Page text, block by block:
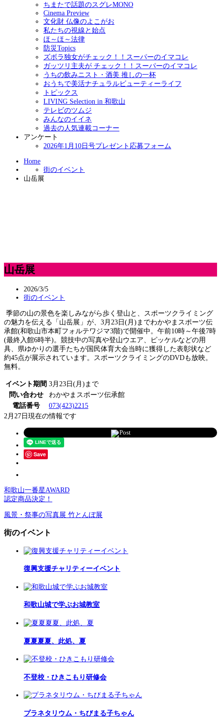
ちまたで話題のスグレMONO
Cinema Preview
文化財 仏像のよこがお
私たちの視線と始点
ほ～ほ～法律
防災Topics
ズボラ独女がチェック！！スーパーのイマコレ
ガッツリ主夫が チェック！！スーパーのイマコレ
うちの飲みニスト・酒美 推しの一杯
おうちで美活ナチュラルビューティーライフ
トピックス
LIVING Selection in 和歌山
テレビのツムジ
みんなのイイネ
過去の人気連載コーナー
アンケート
2026年1月10日号プレゼント応募フォーム
Home
街のイベント
山岳展
山岳展
2026/3/5
街のイベント
季節の山の景色を楽しみながら歩く登山と、スポーツクライミング
の魅力を伝える「山岳展」が、3月23日(月)までわかやまスポーツ伝
承館(和歌山市本町フォルテワジマ3階)で開催中。午前10時～午後7時
(最終入館6時半)。競技中の写真や登山ウエア、ピッケルなどの用
具、県ゆかりの選手たちが国民体育大会当時に獲得した表彰状など
約45点が展示されています。スポーツクライミングのDVDも放映。
無料。
イベント期間 3月23日(月)まで
問い合わせ
わかやまスポーツ伝承館
電話番号
073(423)2215
2月27日現在の情報です
Post
Save
和歌山一番星AWARD
認定商品決定！
風景・祭事の写真展 竹とんぼ展
街のイベント
復興支援チャリティーイベント
和歌山城で学ぶお城教室
夏夏夏夏、此処、夏
不登校・ひきこもり研修会
プラネタリウム・ちびまる子ちゃん